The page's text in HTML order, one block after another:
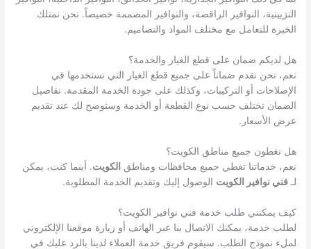
التزيينية، النوافير الراقصة، والنوافير المصممة خصيصاً. نحن نمتلك
الخبرة للتعامل مع مختلف المواد والتصاميم.
هل لديكم ضمان على قطع الغيار والخدمة؟
نعم، نحن نقدم ضماناً على جميع قطع الغيار التي نستخدمها في
الإصلاحات أو التركيبات، وكذلك على جودة الخدمة المقدمة. تفاصيل
الضمان تختلف حسب نوع القطعة أو الخدمة وستوضح لك عند تقديم
عرض الأسعار.
هل تغطون جميع مناطق الكويت؟
نعم، خدماتنا تغطي جميع محافظات ومناطق الكويت. أينما كنت، يمكن
لـفني نوافير الكويت الوصول إليك وتقديم الخدمة المطلوبة.
كيف يمكنني طلب خدمة فني نوافير الكويت؟
لطلب خدمة، يمكنك الاتصال بنا عبر الهاتف أو زيارة موقعنا الإلكتروني
لملء نموذج الطلب. سيقوم فريق خدمة العملاء لدينا بالرد عليك في